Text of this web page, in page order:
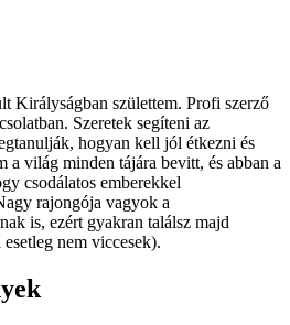
Királyságban születtem. Profi szerző
Szeretek segíteni az
hogyan kell jól étkezni és
a világ minden tájára bevitt, és abban a
csodálatos emberekkel
rajongója vagyok a
is, ezért gyakran találsz majd
nem viccesek).